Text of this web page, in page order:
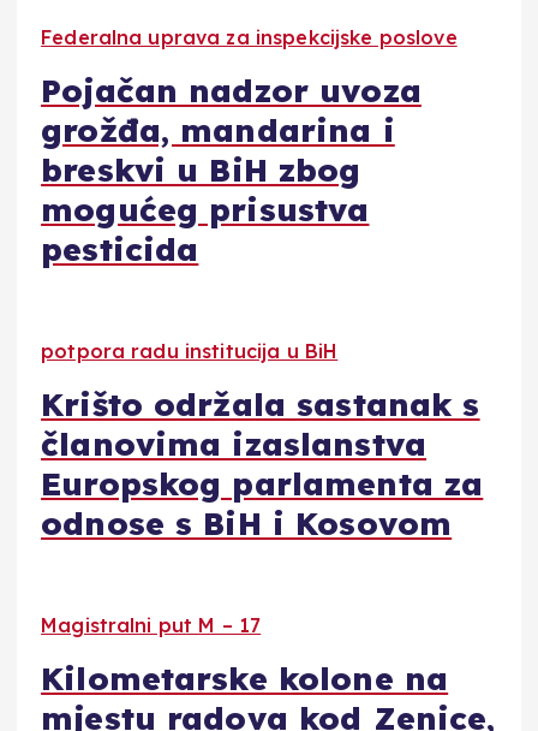
Federalna uprava za inspekcijske poslove
Pojačan nadzor uvoza
grožđa, mandarina i
breskvi u BiH zbog
mogućeg prisustva
pesticida
potpora radu institucija u BiH
Krišto održala sastanak s
članovima izaslanstva
Europskog parlamenta za
odnose s BiH i Kosovom
Magistralni put M – 17
Kilometarske kolone na
mjestu radova kod Zenice,